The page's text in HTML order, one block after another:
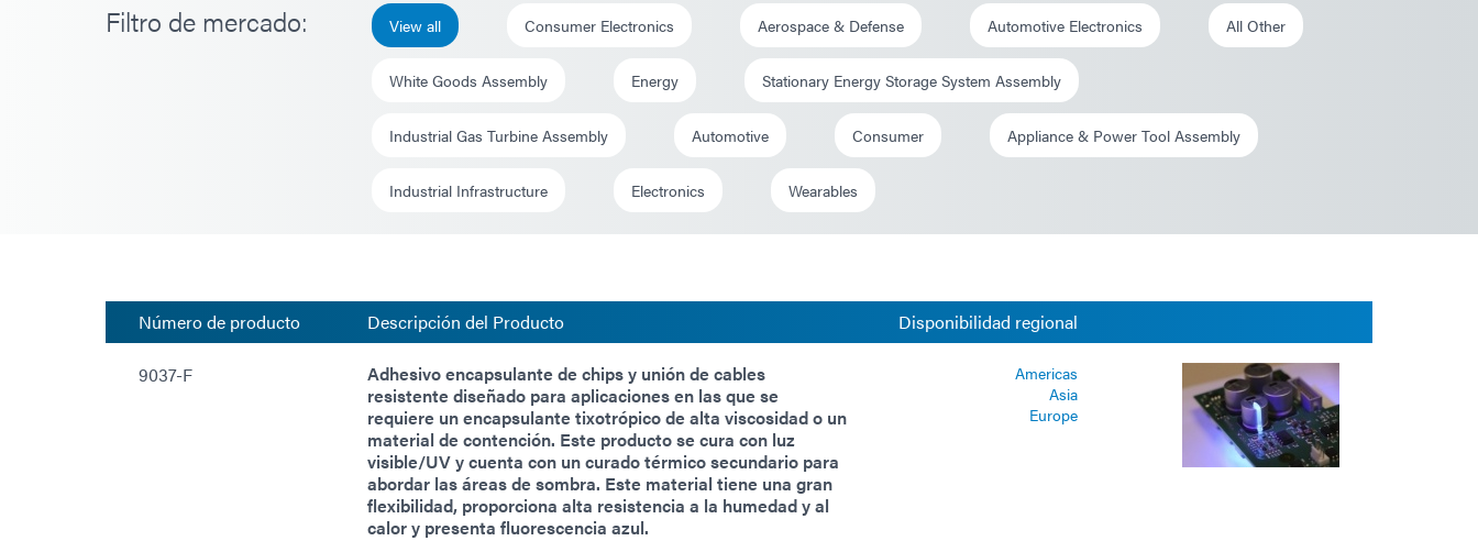
Filtro de mercado: View all Consumer Electronics Aerospace & Defense Automotive Electronics All Other
White Goods Assembly Energy Stationary Energy Storage System Assembly
Industrial Gas Turbine Assembly Automotive Consumer Appliance & Power Tool Assembly
Industrial Infrastructure Electronics Wearables
Número de producto Descripción del Producto Disponibilidad regional
9037-F
Adhesivo encapsulante de chips y unión de cables
resistente diseñado para aplicaciones en las que se
requiere un encapsulante tixotrópico de alta viscosidad o un
material de contención. Este producto se cura con luz
visible/UV y cuenta con un curado térmico secundario para
abordar las áreas de sombra. Este material tiene una gran
flexibilidad, proporciona alta resistencia a la humedad y al
calor y presenta fluorescencia azul.
Americas
Asia
Europe